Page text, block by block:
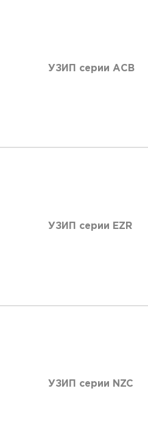
УЗИП серии АСВ
УЗИП серии EZR
УЗИП серии NZC